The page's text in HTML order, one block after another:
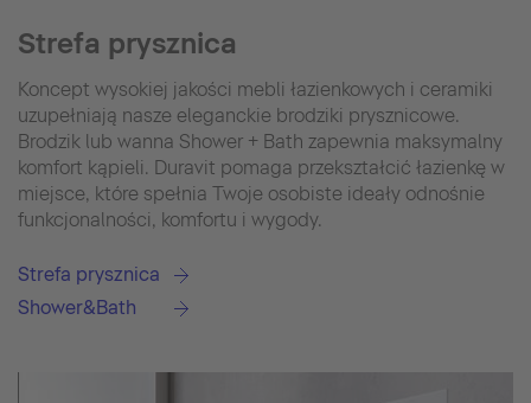
Strefa prysznica
Koncept wysokiej jakości mebli łazienkowych i ceramiki
uzupełniają nasze eleganckie brodziki prysznicowe.
Brodzik lub wanna Shower + Bath zapewnia maksymalny
komfort kąpieli. Duravit pomaga przekształcić łazienkę w
miejsce, które spełnia Twoje osobiste ideały odnośnie
funkcjonalności, komfortu i wygody.
Strefa prysznica
Shower&Bath